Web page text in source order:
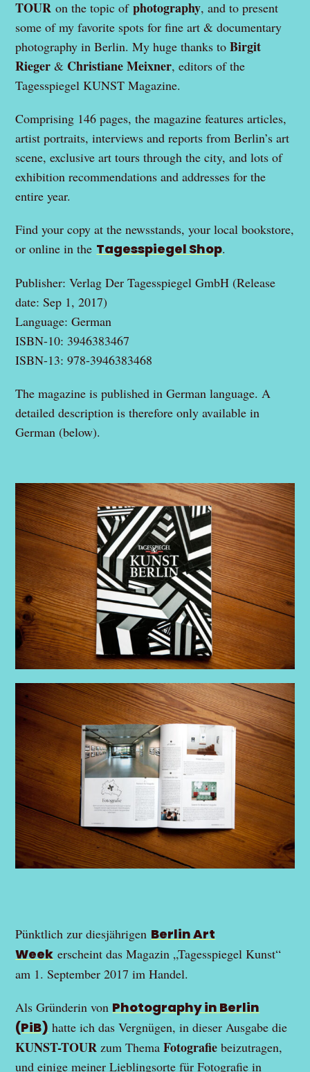
TOUR on the topic ofphotography, and to present
some of my favorite spots for fine art & documentary
photography in Berlin. My huge thanks toBirgit
Rieger& Christiane Meixner, editors of the
Tagesspiegel KUNST Magazine.
Comprising 146 pages, the magazine features articles,
artist portraits, interviews and reports from Berlin’s art
scene, exclusive art tours through the city, and lots of
exhibition recommendations and addresses for the
entire year.
Find your copy at the newsstands, your local bookstore,
or online in the Tagesspiegel Shop.
Publisher: Verlag Der Tagesspiegel GmbH (Release
date: Sep 1, 2017)
Language: German
ISBN-10: 3946383467
ISBN-13: 978-3946383468
The magazine is published in German language. A
detailed description is therefore only available in
German (below).
Pünktlich zur diesjährigen Berlin Art
Week erscheint das Magazin „Tagesspiegel Kunst“
am 1. September 2017 im Handel.
Als Gründerin von Photography in Berlin
(PiB) hatte ich das Vergnügen, in dieser Ausgabe die
KUNST-TOUR zum Thema Fotografie beizutragen,
und einige meiner Lieblingsorte für Fotografie in